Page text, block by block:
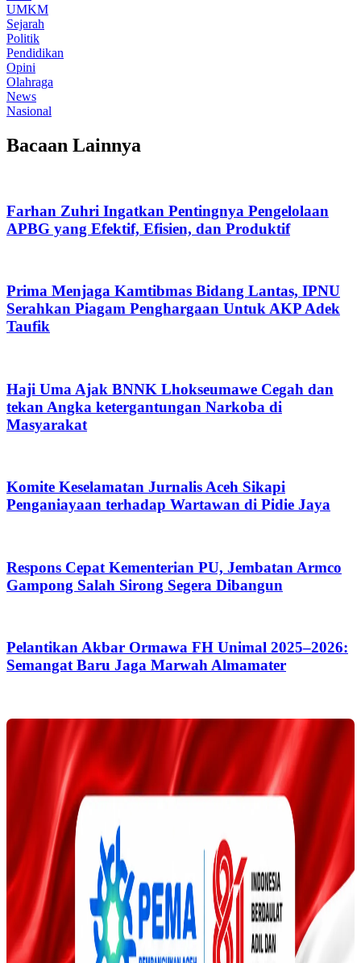
UMKM
Sejarah
Politik
Pendidikan
Opini
Olahraga
News
Nasional
Bacaan Lainnya
Farhan Zuhri Ingatkan Pentingnya Pengelolaan
APBG yang Efektif, Efisien, dan Produktif
Prima Menjaga Kamtibmas Bidang Lantas, IPNU
Serahkan Piagam Penghargaan Untuk AKP Adek
Taufik
Haji Uma Ajak BNNK Lhokseumawe Cegah dan
tekan Angka ketergantungan Narkoba di
Masyarakat
Komite Keselamatan Jurnalis Aceh Sikapi
Penganiayaan terhadap Wartawan di Pidie Jaya
Respons Cepat Kementerian PU, Jembatan Armco
Gampong Salah Sirong Segera Dibangun
Pelantikan Akbar Ormawa FH Unimal 2025–2026:
Semangat Baru Jaga Marwah Almamater